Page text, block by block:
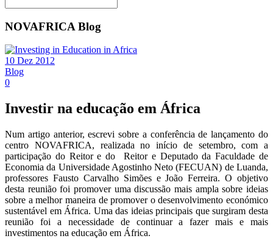
NOVAFRICA Blog
10 Dez 2012
Blog
0
Investir na educação em África
Num artigo anterior, escrevi sobre a conferência de lançamento do
centro NOVAFRICA, realizada no início de setembro, com a
participação do Reitor e do Reitor e Deputado da Faculdade de
Economia da Universidade Agostinho Neto (FECUAN) de Luanda,
professores Fausto Carvalho Simões e João Ferreira. O objetivo
desta reunião foi promover uma discussão mais ampla sobre ideias
sobre a melhor maneira de promover o desenvolvimento económico
sustentável em África. Uma das ideias principais que surgiram desta
reunião foi a necessidade de continuar a fazer mais e mais
investimentos na educação em África.